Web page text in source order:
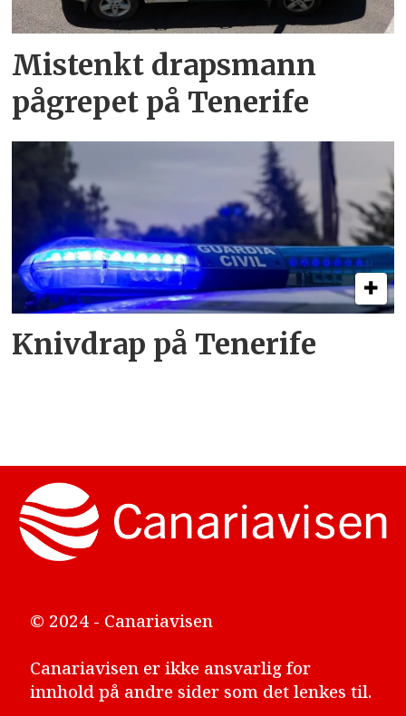
Mistenkt drapsmann
pågrepet på Tenerife
Knivdrap på Tenerife
© 2024 - Canariavisen
Canariavisen er ikke ansvarlig for
innhold på andre sider som det lenkes til.